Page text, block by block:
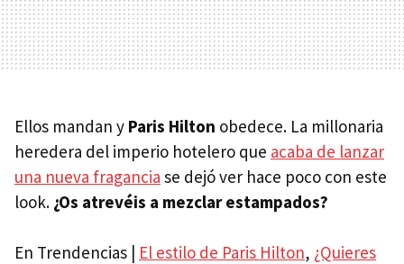
Ellos mandan y Paris Hilton obedece. La millonaria
heredera del imperio hotelero que acaba de lanzar
una nueva fragancia se dejó ver hace poco con este
look. ¿Os atrevéis a mezclar estampados?
En Trendencias | El estilo de Paris Hilton, ¿Quieres